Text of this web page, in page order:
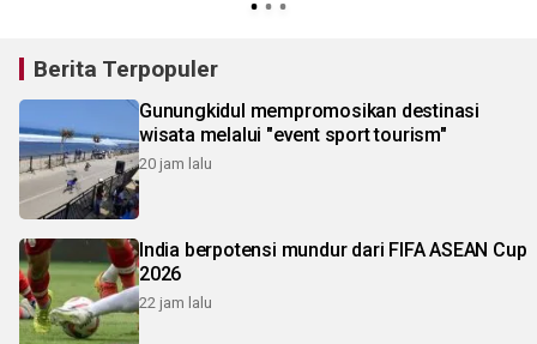
Berita Terpopuler
Gunungkidul mempromosikan destinasi
wisata melalui "event sport tourism"
20 jam lalu
India berpotensi mundur dari FIFA ASEAN Cup
2026
22 jam lalu